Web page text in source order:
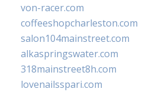
von-racer.com
coffeeshopcharleston.com
salon104mainstreet.com
alkaspringswater.com
318mainstreet8h.com
lovenailsspari.com